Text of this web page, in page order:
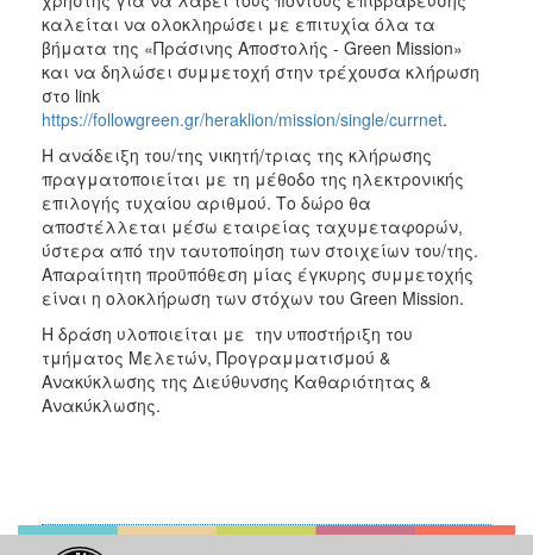
καλείται να ολοκληρώσει με επιτυχία όλα τα
βήματα της «Πράσινης Αποστολής - Green Mission»
και να δηλώσει συμμετοχή στην τρέχουσα κλήρωση
στο link
https://followgreen.gr/heraklion/mission/single/currnet.
Η ανάδειξη του/της νικητή/τριας της κλήρωσης
πραγματοποιείται με τη μέθοδο της ηλεκτρονικής
επιλογής τυχαίου αριθμού. Το δώρο θα
αποστέλλεται μέσω εταιρείας ταχυμεταφορών,
ύστερα από την ταυτοποίηση των στοιχείων του/της.
Απαραίτητη προϋπόθεση μίας έγκυρης συμμετοχής
είναι η ολοκλήρωση των στόχων του Green Mission.
Η δράση υλοποιείται με την υποστήριξη του
τμήματος Μελετών, Προγραμματισμού &
Ανακύκλωσης της Διεύθυνσης Καθαριότητας &
Ανακύκλωσης.